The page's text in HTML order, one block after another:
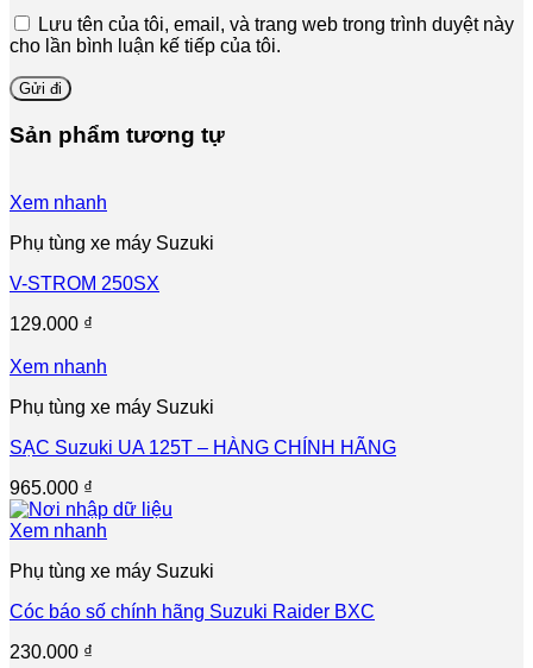
Lưu tên của tôi, email, và trang web trong trình duyệt này
cho lần bình luận kế tiếp của tôi.
Sản phẩm tương tự
Xem nhanh
Phụ tùng xe máy Suzuki
V-STROM 250SX
129.000 ₫
Xem nhanh
Phụ tùng xe máy Suzuki
SẠC Suzuki UA 125T – HÀNG CHÍNH HÃNG
965.000 ₫
Xem nhanh
Phụ tùng xe máy Suzuki
Cóc báo số chính hãng Suzuki Raider BXC
230.000 ₫